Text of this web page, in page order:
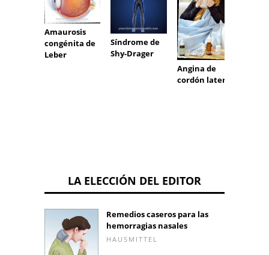
Amaurosis
congénita de
Leber
Síndrome de
Shy-Drager
Angina de
cordón lateral
LA ELECCIÓN DEL EDITOR
Remedios caseros para las
hemorragias nasales
HAUSMITTEL